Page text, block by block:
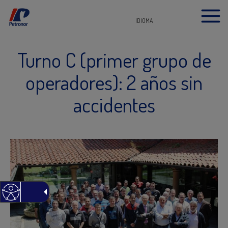
IDIOMA
Turno C (primer grupo de
operadores): 2 años sin
accidentes